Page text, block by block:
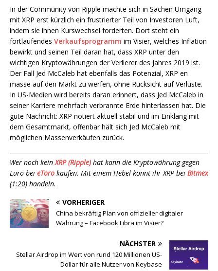
In der Community von Ripple machte sich in Sachen Umgang
mit XRP erst kürzlich ein frustrierter Teil von Investoren Luft,
indem sie ihnen Kurswechsel forderten. Dort steht ein
fortlaufendes Verkaufsprogramm im Visier, welches Inflation
bewirkt und seinen Teil daran hat, dass XRP unter den
wichtigen Kryptowährungen der Verlierer des Jahres 2019 ist.
Der Fall Jed McCaleb hat ebenfalls das Potenzial, XRP en
masse auf den Markt zu werfen, ohne Rücksicht auf Verluste.
In US-Medien wird bereits daran erinnert, dass Jed McCaleb in
seiner Karriere mehrfach verbrannte Erde hinterlassen hat. Die
gute Nachricht: XRP notiert aktuell stabil und im Einklang mit
dem Gesamtmarkt, offenbar hält sich Jed McCaleb mit
möglichen Massenverkäufen zurück.
Wer noch keinXRP (Ripple) hat kann die Kryptowährung gegen
Euro bei eToro kaufen. Mit einem Hebel könnt ihr XRP bei Bitmex
(1:20) handeln.
VORHERIGER
China bekräftig Plan von offizieller digitaler
Währung – Facebook Libra im Visier?
NÄCHSTER
Stellar Airdrop im Wert von rund 120 Millionen US-
Dollar für alle Nutzer von Keybase